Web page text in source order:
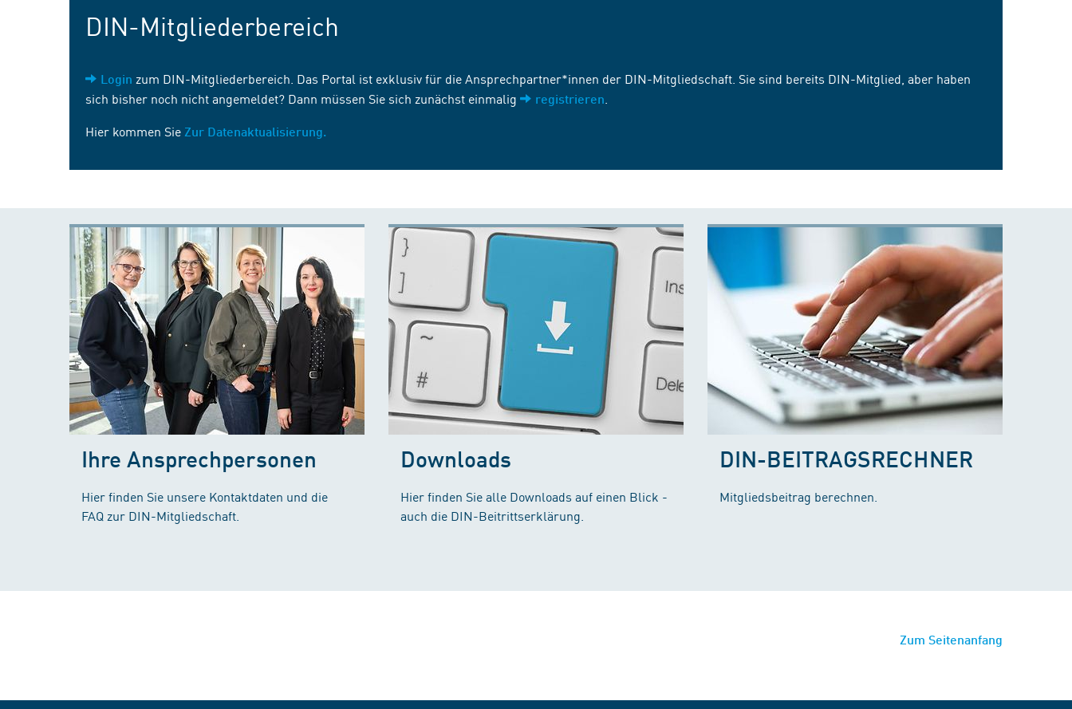
DIN-Mitgliederbereich
Login zum DIN-Mitgliederbereich. Das Portal ist exklusiv für die Ansprechpartner*innen der DIN-Mitgliedschaft. Sie sind bereits DIN-Mitglied, aber haben
sich bisher noch nicht angemeldet? Dann müssen Sie sich zunächst einmalig
registrieren
Hier kommen Sie Zur Datenaktualisierung.
Ihre Ansprechpersonen
Hier finden Sie unsere Kontaktdaten und die
FAQ zur DIN-Mitgliedschaft.
Downloads
Hier finden Sie alle Downloads auf einen Blick -
auch die DIN-Beitrittserklärung.
DIN-BEITRAGSRECHNER
Mitgliedsbeitrag berechnen.
Zum Seitenanfang